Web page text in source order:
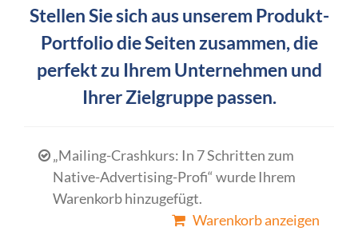
Stellen Sie sich aus unserem Produkt-
Portfolio die Seiten zusammen, die
perfekt zu Ihrem Unternehmen und
Ihrer Zielgruppe passen.
„Mailing-Crashkurs: In 7 Schritten zum
Native-Advertising-Profi“ wurde Ihrem
Warenkorb hinzugefügt.
Warenkorb anzeigen